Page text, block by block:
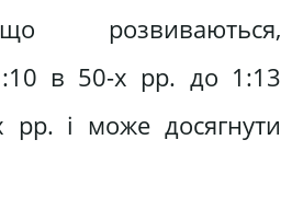
розвиваються,
в 50-х pp. до 1:13
pp. і може досягнути